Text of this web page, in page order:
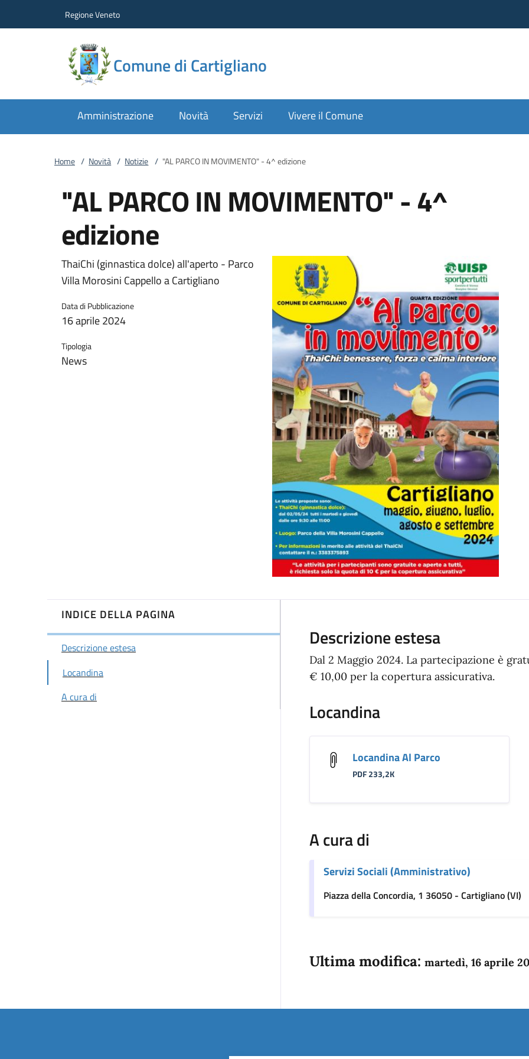
Regione Veneto
Comune di Cartigliano
Amministrazione Novità Servizi Vivere il Comune
Home / Novità / Notizie / "AL PARCO IN MOVIMENTO" - 4^ edizione
"AL PARCO IN MOVIMENTO" - 4^
edizione
ThaiChi (ginnastica dolce) all'aperto - Parco
Villa Morosini Cappello a Cartigliano
Data di Pubblicazione
16 aprile 2024
Tipologia
News
INDICE DELLA PAGINA
Descrizione estesa
Locandina
A cura di
Descrizione estesa
Dal 2 Maggio 2024. La partecipazione è
€ 10,00 per la copertura assicurativa.
Locandina
Locandina Al Parco
PDF 233,2K
A cura di
Servizi Sociali (Amministrativo)
Piazza della Concordia, 1 36050 - Cartigliano (VI)
Ultima modifica: martedì, 16 aprile